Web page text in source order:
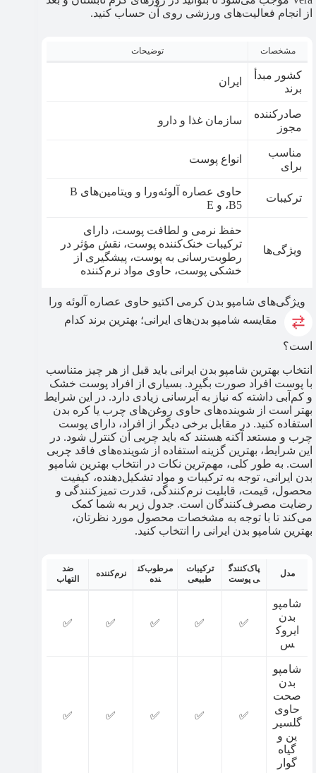
از انجام فعالیت‌های ورزشی روی آن حساب کنید.
مشخصات توضیحات
کشور مبدأ
برند
ایران
صادرکننده
مجوز
سازمان غذا و دارو
مناسب
برای
انواع پوست
ترکیبات
حاوی عصاره آلوئه‌ورا و ویتامین‌های B
،B5 و E
ویژگی‌ها
حفظ نرمی و لطافت پوست، دارای
ترکیبات خنک‌کننده پوست، نقش مؤثر در
رطوبت‌رسانی به پوست، پیشگیری از
خشکی پوست، حاوی مواد نرم‌کننده
ویژگی‌های شامپو بدن کرمی اکتیو حاوی عصاره آلوئه ورا
مقایسه شامپو بدن‌های ایرانی؛ بهترین برند کدام
است؟
انتخاب بهترین شامپو بدن ایرانی باید قبل از هر چیز متناسب
با پوست افراد صورت بگیرد. بسیاری از افراد پوست خشک
و کم‌آبی داشته که نیاز به آبرسانی زیادی دارد. در این شرایط
بهتر است از شوینده‌های حاوی روغن‌های چرب یا کره بدن
استفاده کنید. در مقابل برخی دیگر از افراد، دارای پوست
چرب و مستعد آکنه هستند که باید چربی آن کنترل شود. در
این شرایط، بهترین گزینه استفاده از شوینده‌های فاقد چربی
است. به طور کلی، مهم‌ترین نکات در انتخاب بهترین شامپو
بدن ایرانی، توجه به ترکیبات و مواد تشکیل‌دهنده، کیفیت
محصول، قیمت، قابلیت نرم‌کنندگی، قدرت تمیزکنندگی و
رضایت مصرف‌کنندگان است. جدول زیر به شما کمک
می‌کند تا با توجه به مشخصات محصول مورد نظرتان،
بهترین شامپو بدن ایرانی را انتخاب کنید.
مدل
پاک‌کنندگ
ی پوست
ترکیبات
طبیعی
مرطوب‌کن
نده
نرم‌کننده
ضد
التهاب
شامپو
بدن
ایروک
س
✅
✅
✅
✅
✅
شامپو
بدن
صحت
حاوی
گلسیر
ین و
گیاه
گوار
✅
✅
✅
✅
✅